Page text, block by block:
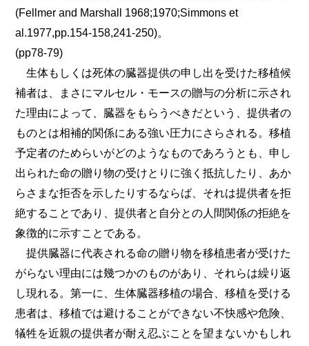
(Fellmer and Marshall 1968;1970;Simmons et
al.1977,pp.154-158,241-250)。
(pp78-79)
生体もしくは死体の臓器提供の申し出を受けた移植候
補者は、まさにマルセル・モースの贈与の分析に示され
た理由によって、臓器をもらうべきだという、提供者の
ものとは相補的関係にある強い圧力にさらされる。移植
予定者のためらいがどのようなものであろうとも、申し
出られた命の贈り物の受けとりに強く抵抗したり、あか
らさまな拒否を示したりするならば、それは提供者を拒
絶することであり、提供者と自分との人間関係の拒絶を
象徴的に示すことである。
提供臓器に代表される命の贈り物を移植患者が受けた
がらない理由には幾つかのものがあり、それらは繰り返
し現れる。第一に、生体臓器移植の場合、移植を受ける
患者は、移植では避けることができない不快感や危険、
犠牲を近親の提供者が耐え忍ぶことを望まないかもしれ